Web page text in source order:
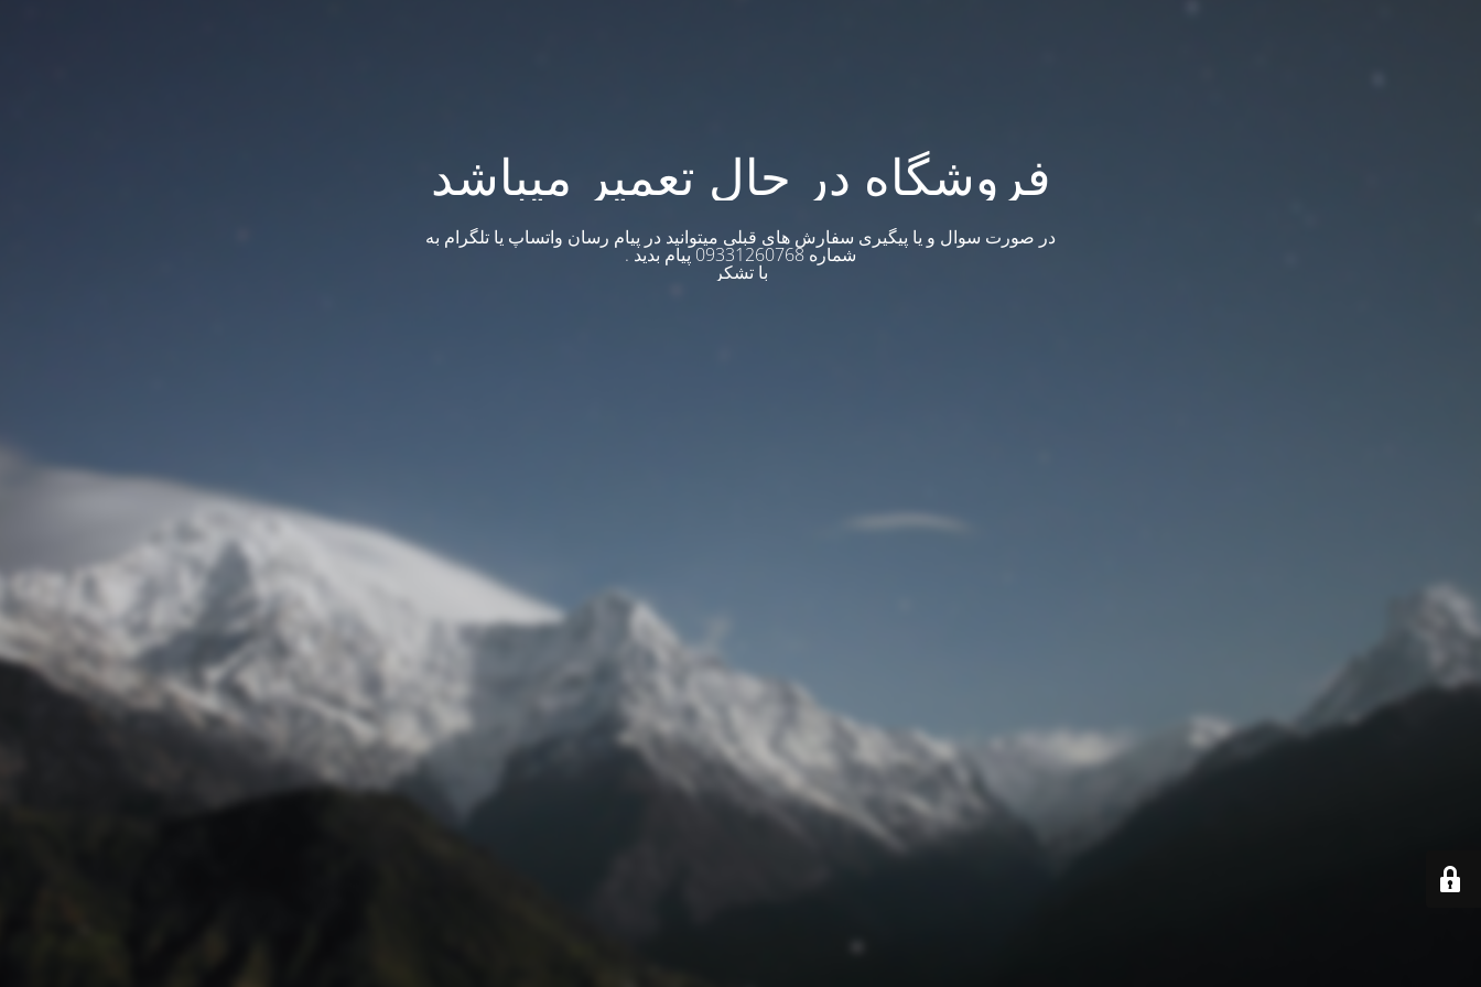
فروشگاه در حال تعمیر میباشد
در صورت سوال و یا پیگیری سفارش های قبلی میتوانید در پیام رسان واتساپ یا تلگرام به
شماره 09331260768 پیام بدید .
با تشکر